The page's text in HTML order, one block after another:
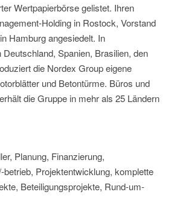
Wertpapierbörse gelistet. Ihren
Holding in Rostock, Vorstand
Hamburg angesiedelt. In
Spanien, Brasilien, den
die Nordex Group eigene
und Betontürme. Büros und
die Gruppe in mehr als 25 Ländern
Planung, Finanzierung,
betrieb, Projektentwicklung, komplette
Beteiligungsprojekte, Rund-um-